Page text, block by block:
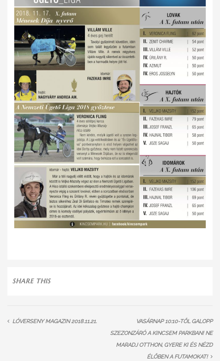
SHARE THIS
LÓVERSENY MAGAZIN 2018.11.21.
VASÁRNAP 10:10-TŐL GALOPP
SZEZONZÁRÓ A KINCSEM PARKBAN! NE
MARADJ OTTHON, GYERE KI ÉS NÉZD
ÉLŐBEN A FUTAMOKAT!